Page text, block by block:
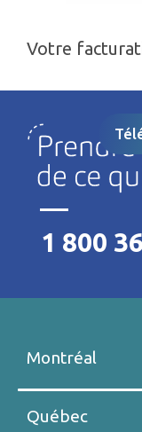
Votre
1 800
Montréal
Québec